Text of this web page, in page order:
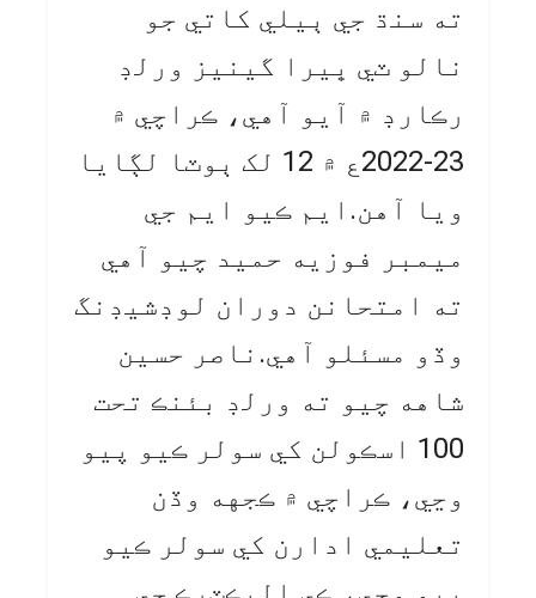
ته سنڌ جي ٻيلي کاتي جو
نالو ٽي ڀيرا گينيز ورلڊ
رڪارڊ ۾ آيو آهي، ڪراچي ۾
23-2022ع ۾ 12 لک ٻوٽا لڳايا
ويا آهن.ايم ڪيو ايم جي
ميمبر فوزيه حميد چيو آهي
ته امتحانن دوران لوڊشيڊنگ
وڏو مسئلو آهي.ناصر حسين
شاهه چيو ته ورلڊ بئنڪ تحت
100 اسڪولن کي سولر ڪيو پيو
وڃي، ڪراچي ۾ ڪجهه وڏن
تعليمي ادارن کي سولر ڪيو